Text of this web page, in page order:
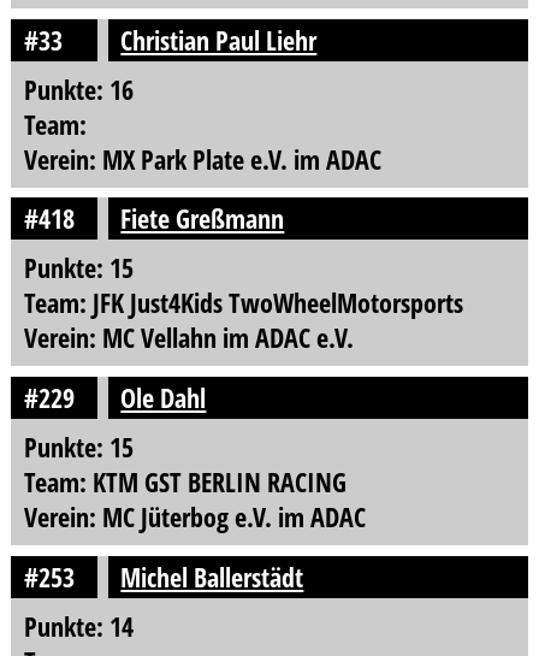
#33
Christian Paul Liehr
Punkte: 16
Team:
Verein: MX Park Plate e.V. im ADAC
#418
Fiete Greßmann
Punkte: 15
Team: JFK Just4Kids TwoWheelMotorsports
Verein: MC Vellahn im ADAC e.V.
#229
Ole Dahl
Punkte: 15
Team: KTM GST BERLIN RACING
Verein: MC Jüterbog e.V. im ADAC
#253
Michel Ballerstädt
Punkte: 14